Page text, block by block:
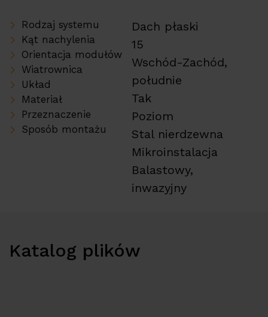
Rodzaj systemu
Kąt nachylenia
Orientacja modułów
Wiatrownica
Układ
Materiał
Przeznaczenie
Sposób montażu
Dach płaski
15
Wschód-Zachód,
południe
Tak
Poziom
Stal nierdzewna
Mikroinstalacja
Balastowy,
inwazyjny
Katalog plików